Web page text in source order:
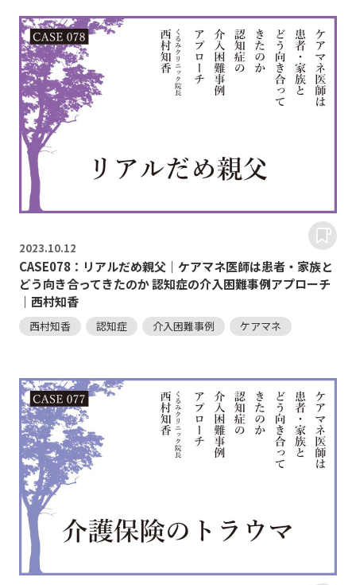
2023.10.12
CASE078：リアルだめ親父｜ケアマネ医師は患者・家族と
どう向き合ってきたのか 認知症の介入困難事例アプローチ
｜西村知香
西村知香 認知症 介入困難事例 ケアマネ